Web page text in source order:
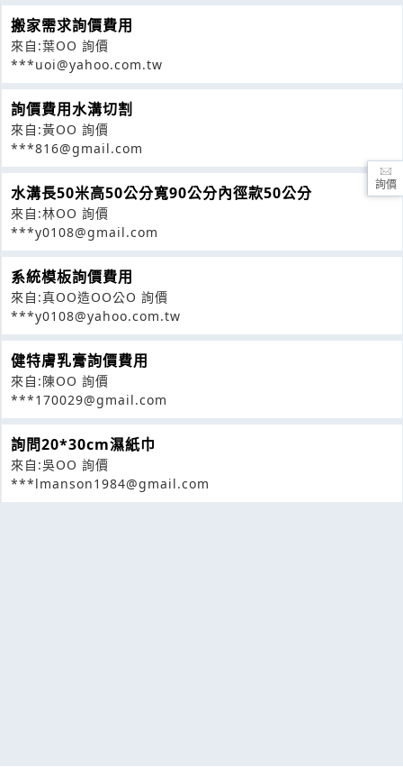
搬家需求詢價費用
來自:葉OO 詢價
***uoi@yahoo.com.tw
詢價費用水溝切割
來自:黃OO 詢價
***816@gmail.com
水溝長50米高50公分寬90公分內徑款50公分
來自:林OO 詢價
***y0108@gmail.com
系統模板詢價費用
來自:真OO造OO公O 詢價
***y0108@yahoo.com.tw
健特膚乳膏詢價費用
來自:陳OO 詢價
***170029@gmail.com
詢問20*30cm濕紙巾
來自:吳OO 詢價
***lmanson1984@gmail.com
詢價